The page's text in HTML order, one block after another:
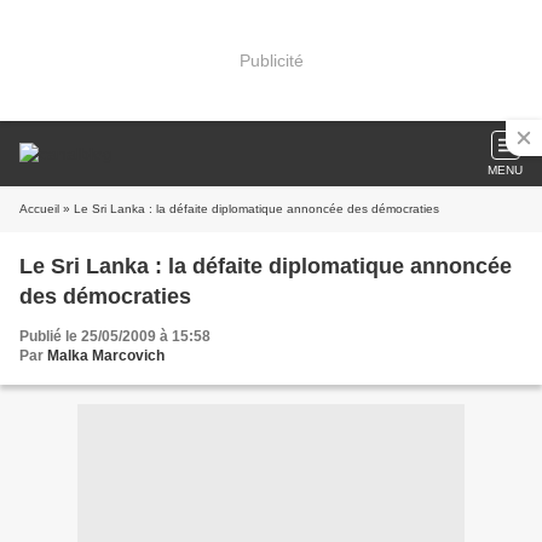
Publicité
MENU
Accueil » Le Sri Lanka : la défaite diplomatique annoncée des démocraties
Le Sri Lanka : la défaite diplomatique annoncée
des démocraties
Publié le 25/05/2009 à 15:58
Par Malka Marcovich